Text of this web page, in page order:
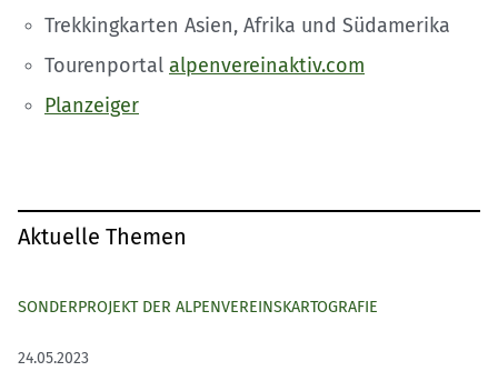
Trekkingkarten Asien, Afrika und Südamerika
Tourenportal alpenvereinaktiv.com
Planzeiger
Aktuelle Themen
SONDERPROJEKT DER ALPENVEREINSKARTOGRAFIE
24.05.2023